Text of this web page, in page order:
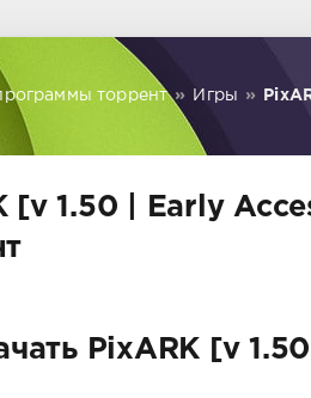
торрент » Игры »
[v 1.50 | Early
PixARK [v